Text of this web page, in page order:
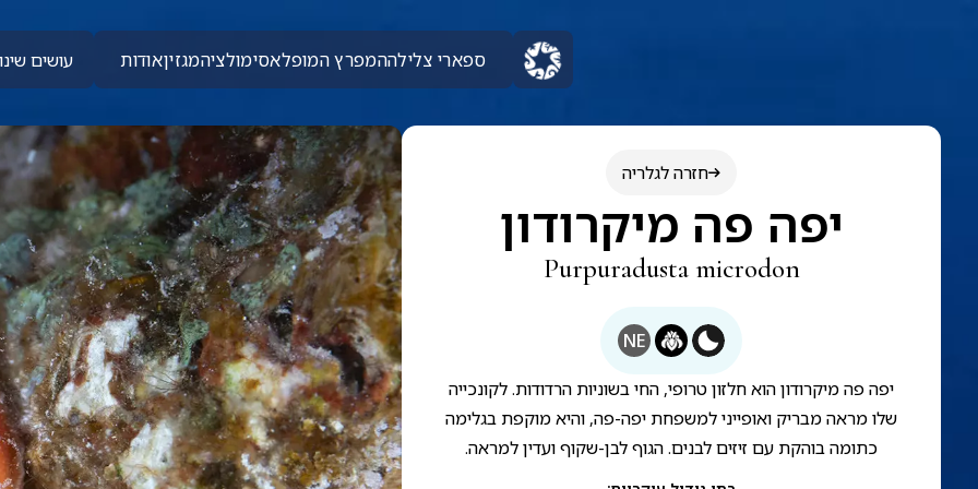
ספארי צלילההמפרץ המופלאסימולציהמגזיןאודות עושים
חזרה לגלריה
יפה פה מיקרודון
Purpuradusta microdon
NE
יפה פה מיקרודון הוא חלזון טרופי, החי בשוניות הרדודות. לקונכייה
שלו מראה מבריק ואופייני למשפחת יפה-פה, והיא מוקפת בגלימה
כתומה בוהקת עם זיזים לבנים. הגוף לבן-שקוף ועדין למראה.